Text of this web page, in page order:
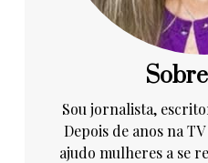
Sou jornalista,
Depois de anos na
ajudo mulheres a se